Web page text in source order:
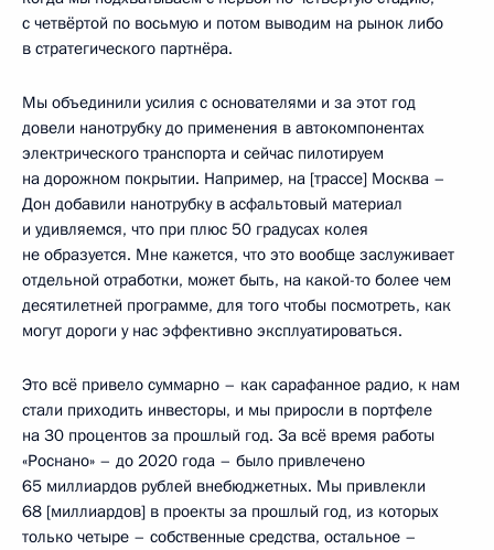
с четвёртой по восьмую и потом выводим на рынок либо
в стратегического партнёра.
Мы объединили усилия с основателями и за этот год
довели нанотрубку до применения в автокомпонентах
электрического транспорта и сейчас пилотируем
на дорожном покрытии. Например, на [трассе] Москва –
Дон добавили нанотрубку в асфальтовый материал
и удивляемся, что при плюс 50 градусах колея
не образуется. Мне кажется, что это вообще заслуживает
отдельной отработки, может быть, на какой-то более чем
десятилетней программе, для того чтобы посмотреть, как
могут дороги у нас эффективно эксплуатироваться.
Это всё привело суммарно – как сарафанное радио, к нам
стали приходить инвесторы, и мы приросли в портфеле
на 30 процентов за прошлый год. За всё время работы
«Роснано» – до 2020 года – было привлечено
65 миллиардов рублей внебюджетных. Мы привлекли
68 [миллиардов] в проекты за прошлый год, из которых
только четыре – собственные средства, остальное –